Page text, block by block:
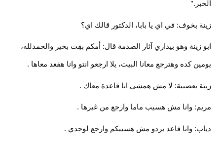
الخبر."
زينة بخوف: في اي يا بابا، الدكتور قالك اي؟
ابو زينة وهو بيداري آثار الصدمة قال: أمكم بقِت بخير والحمدلله،
يومين كده وهترجع معانا البيت، يلا ارجعو انتو وانا هقعد معاها .
زينة بعصبية: لا مش همشي انا قاعدة معاك .
مريم: وانا مش هسيب ماما وارجع من غيرها .
دياب: وانا قاعد بردو مش هسيبكم وارجع لوحدي .